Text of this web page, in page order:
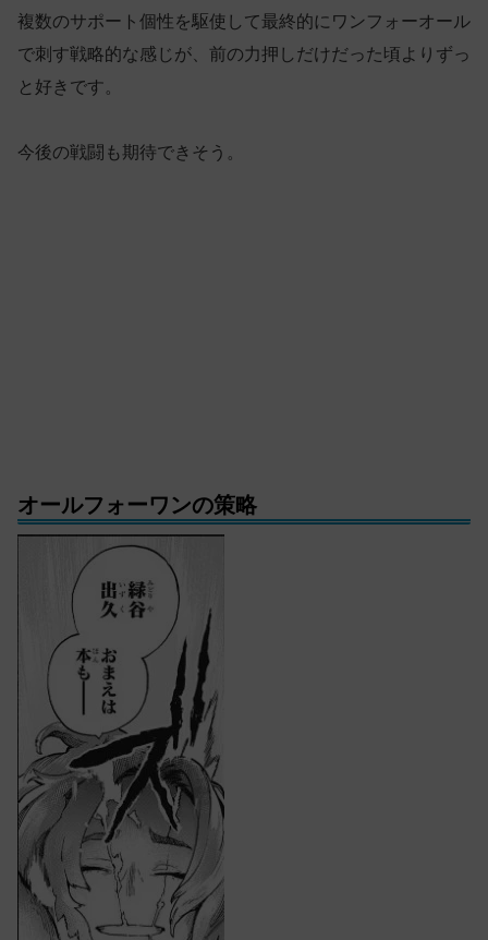
複数のサポート個性を駆使して最終的にワンフォーオール
で刺す戦略的な感じが、前の力押しだけだった頃よりずっ
と好きです。
今後の戦闘も期待できそう。
オールフォーワンの策略